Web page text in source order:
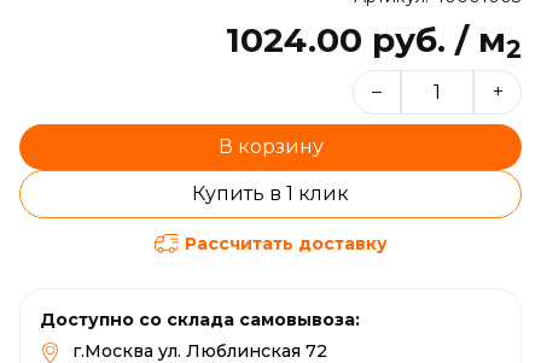
1024.00 руб. / м2
– +
В корзину
Купить в 1 клик
Рассчитать доставку
Доступно со склада самовывоза:
г.Москва ул. Люблинская 72